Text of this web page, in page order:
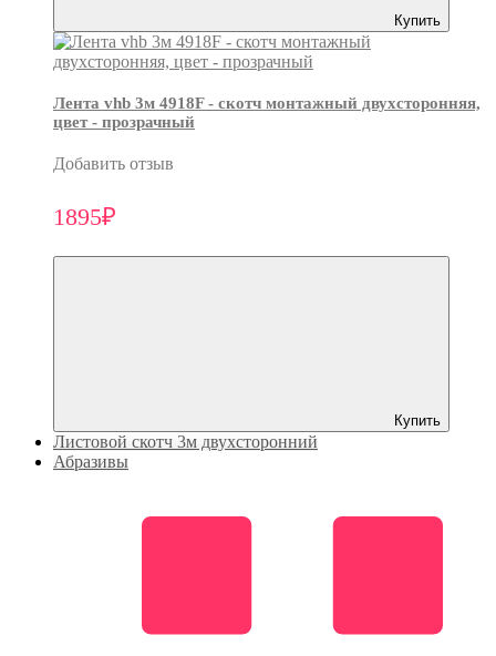
Купить
Лента vhb 3м 4918F - скотч монтажный двухсторонняя,
цвет - прозрачный
Добавить отзыв
1895₽
Купить
Листовой скотч 3м двухсторонний
Абразивы